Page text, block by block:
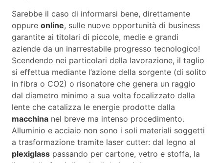
Sarebbe il caso di informarsi bene, direttamente
oppure online, sulle nuove opportunità di business
garantite ai titolari di piccole, medie e grandi
aziende da un inarrestabile progresso tecnologico!
Scendendo nei particolari della lavorazione, il taglio
si effettua mediante l’azione della sorgente (di solito
in fibra o CO2) o risonatore che genera un raggio
dal diametro minimo a sua volta focalizzato dalla
lente che catalizza le energie prodotte dalla
macchina nel breve ma intenso procedimento.
Alluminio e acciaio non sono i soli materiali soggetti
a trasformazione tramite laser cutter: dal legno al
plexiglass passando per cartone, vetro e stoffa, la